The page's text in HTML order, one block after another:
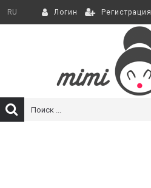
RU Логин Регистрация